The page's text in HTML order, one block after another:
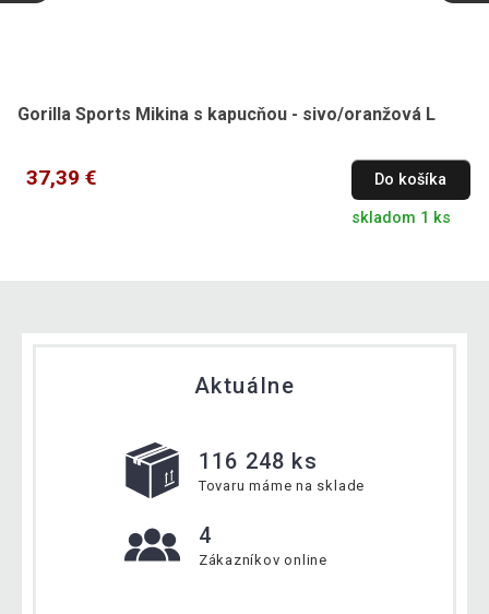
Gorilla Sports Mikina s kapucňou - sivo/oranžová L
37,39 € Do košíka
skladom 1 ks
Aktuálne
116 248 ks
Tovaru máme na sklade
4
Zákazníkov online